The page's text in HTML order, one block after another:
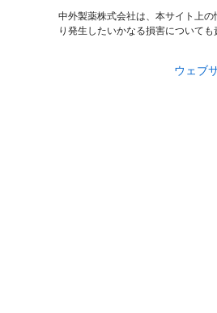
中外製薬株式会社は、本サイト上
り発生したいかなる損害について
ウェブ